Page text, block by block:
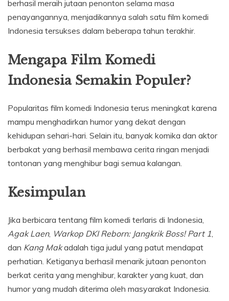
berhasil meraih jutaan penonton selama masa
penayangannya, menjadikannya salah satu film komedi
Indonesia tersukses dalam beberapa tahun terakhir.
Mengapa Film Komedi
Indonesia Semakin Populer?
Popularitas film komedi Indonesia terus meningkat karena
mampu menghadirkan humor yang dekat dengan
kehidupan sehari-hari. Selain itu, banyak komika dan aktor
berbakat yang berhasil membawa cerita ringan menjadi
tontonan yang menghibur bagi semua kalangan.
Kesimpulan
Jika berbicara tentang film komedi terlaris di Indonesia,
Agak Laen, Warkop DKI Reborn: Jangkrik Boss! Part 1,
dan Kang Makadalah tiga judul yang patut mendapat
perhatian. Ketiganya berhasil menarik jutaan penonton
berkat cerita yang menghibur, karakter yang kuat, dan
humor yang mudah diterima oleh masyarakat Indonesia.